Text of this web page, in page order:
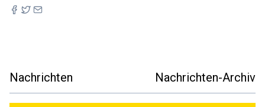
Nachrichten Nachrichten-Archiv